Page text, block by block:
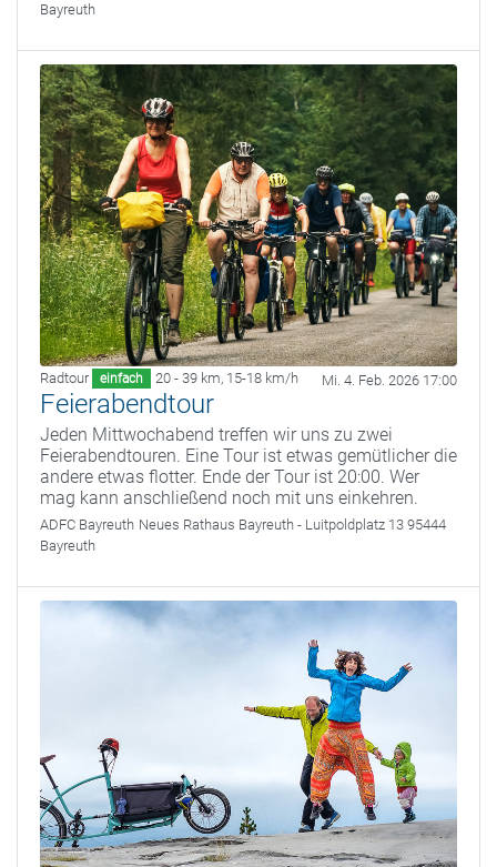
Bayreuth
Radtour einfach 20 - 39 km, 15-18 km/h Mi. 4. Feb. 2026 17:00
Feierabendtour
Jeden Mittwochabend treffen wir uns zu zwei
Feierabendtouren. Eine Tour ist etwas gemütlicher die
andere etwas flotter. Ende der Tour ist 20:00. Wer
mag kann anschließend noch mit uns einkehren.
ADFC Bayreuth Neues Rathaus Bayreuth - Luitpoldplatz 13 95444
Bayreuth